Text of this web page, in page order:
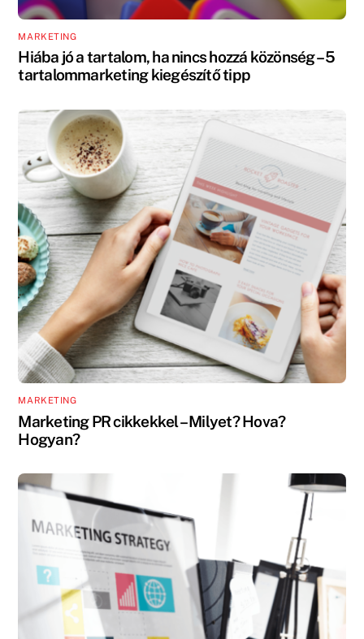
MARKETING
Hiába jó a tartalom, ha nincs hozzá közönség – 5
tartalommarketing kiegészítő tipp
MARKETING
Marketing PR cikkekkel – Milyet? Hova?
Hogyan?